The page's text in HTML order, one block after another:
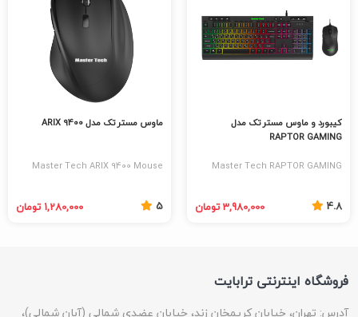
کیبورد و ماوس مستر تک مدل
RAPTOR GAMING
Master Tech RAPTOR GAMING
4.8 3,980,000 تومان
ماوس مستر تک مدل ARIX 9400
Master Tech ARIX 9400 Mouse
5 1,280,000 تومان
فروشگاه اینترنتی ترابایت
آدرس: تهران، خیابان کریمخان زند، خیابان عضدی شمالی (آبان شمالی)،